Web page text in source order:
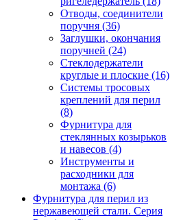
Отводы, соединители
поручня (36)
Заглушки, окончания
поручней (24)
Стеклодержатели
круглые и плоские (16)
Системы тросовых
креплений для перил
(8)
Фурнитура для
стеклянных козырьков
и навесов (4)
Инструменты и
расходники для
монтажа (6)
Фурнитура для перил из
нержавеющей стали. Серия